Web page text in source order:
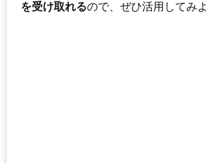
を受け取れるので、ぜひ活用してみよ